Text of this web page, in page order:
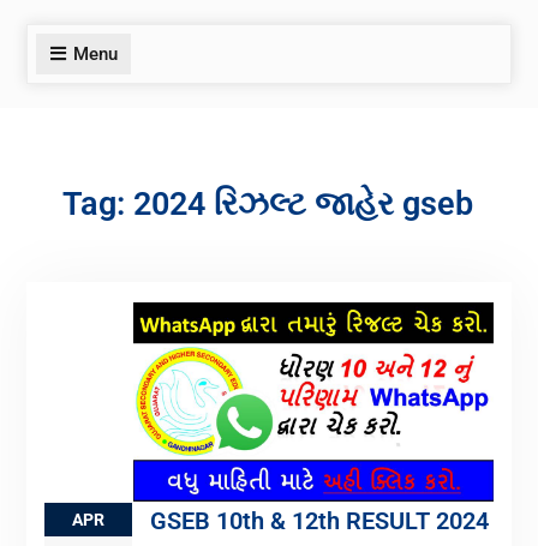
Menu
Tag: 2024 રિઝલ્ટ જાહેર gseb
APR GSEB 10th & 12th RESULT 2024